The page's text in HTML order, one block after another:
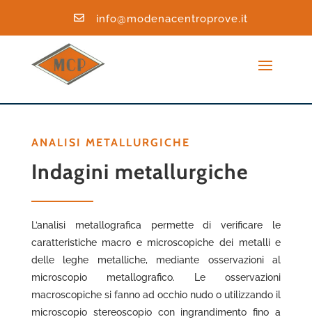
 info@modenacentroprove.it
ANALISI METALLURGICHE
Indagini metallurgiche
L’analisi metallografica permette di verificare le
caratteristiche macro e microscopiche dei metalli e
delle leghe metalliche, mediante osservazioni al
microscopio metallografico. Le osservazioni
macroscopiche si fanno ad occhio nudo o utilizzando il
microscopio stereoscopio con ingrandimento fino a